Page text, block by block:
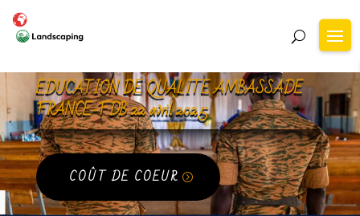
EDUCATION DE QUALITE AMBASSADE
FRANCE-FDB 22 avril 2025
COÛT DE COEUR